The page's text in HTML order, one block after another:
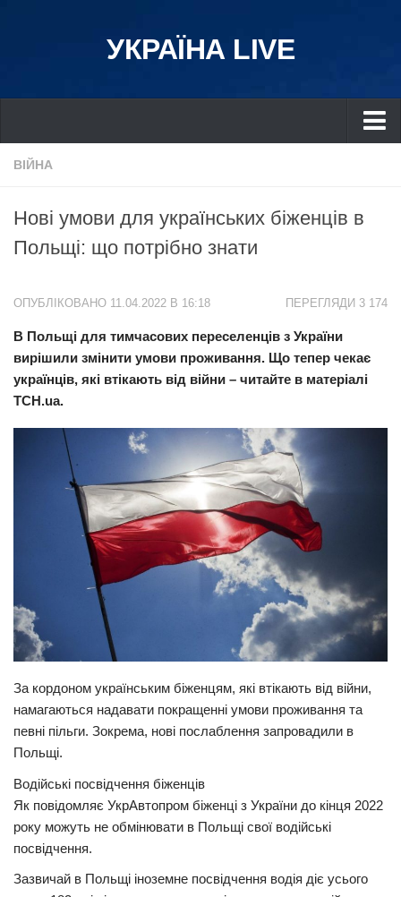
УКРАЇНА LIVE
Україна
Дніпро
Львів
Харків
Донбас
Схід
Прикарпаття
Економіка
Політика
Технології
Історії
Привітання
Здоров’я
Кримінал
Трагедії
Курйози
ВІЙНА
Нові умови для українських біженців в
Польщі: що потрібно знати
ПЕРЕГЛЯДИ 3 174
ОПУБЛІКОВАНО 11.04.2022 В 16:18
В Польщі для тимчасових переселенців з України
вирішили змінити умови проживання. Що тепер чекає
українців, які втікають від війни – читайте в матеріалі
ТСН.ua.
За кордоном українським біженцям, які втікають від війни,
намагаються надавати покращенні умови проживання та
певні пільги. Зокрема, нові послаблення запровадили в
Польщі.
Водійські посвідчення біженців
Як повідомляє УкрАвтопром біженці з України до кінця 2022
року можуть не обмінювати в Польщі свої водійські
посвідчення.
Зазвичай в Польщі іноземне посвідчення водія діє усього